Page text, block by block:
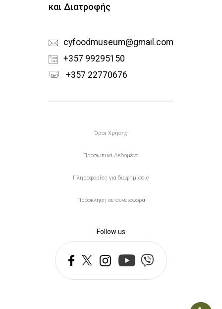
και Διατροφής
cyfoodmuseum@gmail.com
+357 99295150
+357 22770676
Υποσέλιδο
Όροι Χρήσης
Προσωπικά Δεδομένα
Πληροφορίες για διαφημίσεις
Πρόσκληση σε συνεισφορά
Follow us